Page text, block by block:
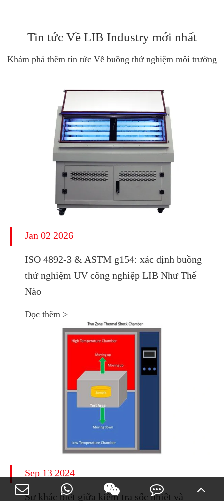
Tin tức Về LIB Industry mới nhất
Khám phá thêm tin tức Về buồng thử nghiệm môi trường
Jan 02 2026
ISO 4892-3 & ASTM g154: xác định buồng
thử nghiệm UV công nghiệp LIB Như Thế
Nào
Đọc thêm >
Sep 13 2024
Sự khác biệt giữa kiểm tra sốc nhiệt và